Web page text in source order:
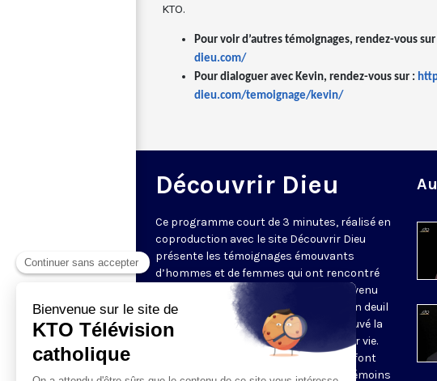
KTO.
Pour voir d’autres témoignages, rendez-vous sur
dieu.com/
Pour dialoguer avec Kevin, rendez-vous sur :
dieu.com/temoignage/kevin/
Découvrir Dieu
Ce programme court de 3 minutes, réalisé en
coproduction avec le site Découvrir Dieu
présente les témoignages émouvants
d’hommes et de femmes qui ont rencontré
Dieu. À l’occasion d’un événement survenu
dans leur vie, comme une rencontre, un deuil
ou une maladie, ils ont trouvé ou retrouvé la
foi et cela a complètement changé leur vie.
Ils nous expliquent comment et nous font
partager leur joie. Dialoguez avec les témoins